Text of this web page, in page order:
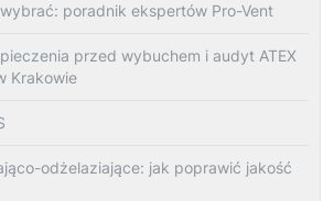
poradnik ekspertów Pro-Vent
przed wybuchem i audyt ATEX
Krakowie
odżelaziające: jak poprawić jakość